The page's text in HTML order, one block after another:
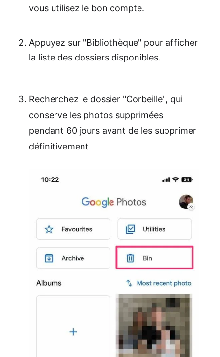
vous utilisez le bon compte.
Appuyez sur "Bibliothèque" pour afficher
la liste des dossiers disponibles.
Recherchez le dossier "Corbeille", qui
conserve les photos supprimées
pendant 60 jours avant de les supprimer
définitivement.